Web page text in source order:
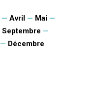
— Avril — Mai —
Septembre —
— Décembre